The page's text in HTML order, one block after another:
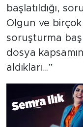
başlatıldığı,
Olgun ve birçok
soruşturma
dosya
aldıkları...”